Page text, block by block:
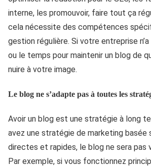
interne, les promouvoir, faire tout ça
cela nécessite des compétences
gestion régulière. Si votre entreprise
ou le temps pour maintenir un blog de
nuire à votre image.
Le blog ne s’adapte pas à toutes les
Avoir un blog est une stratégie à long
avez une stratégie de marketing basée
directes et rapides, le blog ne sera pas
Par exemple, si vous fonctionnez